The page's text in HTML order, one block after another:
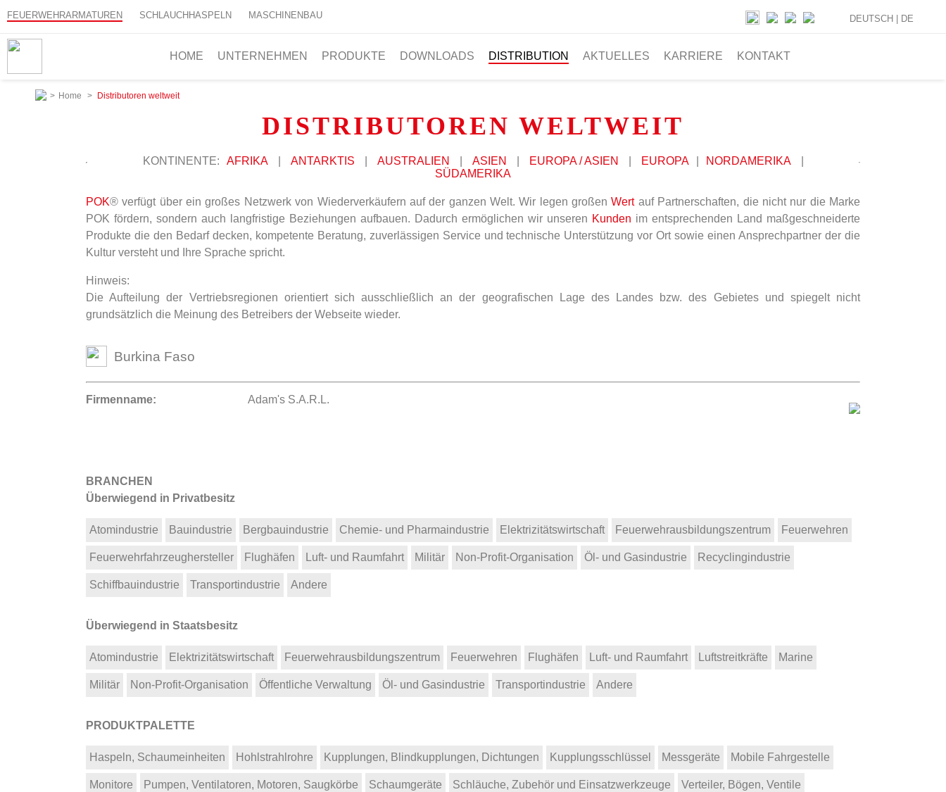
FEUERWEHRARMATUREN SCHLAUCHHASPELN MASCHINENBAU
HOME UNTERNEHMEN PRODUKTE DOWNLOADS DISTRIBUTION AKTUELLES KARRIERE KONTAKT
DEUTSCH | DE
> Home > Distributoren weltweit
DISTRIBUTOREN WELTWEIT
KONTINENTE: AFRIKA ANTARKTIS AUSTRALIEN ASIEN EUROPA / ASIEN EUROPA NORDAMERIKA
SÜDAMERIKA
POK® verfügt über ein großes Netzwerk von Wiederverkäufern auf der ganzen Welt. Wir legen großenWertauf Partnerschaften, die nicht nur die Marke
POK fördern, sondern auch langfristige Beziehungen aufbauen. Dadurch ermöglichen wir unseren Kunden im entsprechenden Land maßgeschneiderte
Produkte die den Bedarf decken, kompetente Beratung, zuverlässigen Service und technische Unterstützung vor Ort sowie einen Ansprechpartner der die
Kultur versteht und Ihre Sprache spricht.
Hinweis:
Die Aufteilung der Vertriebsregionen orientiert sich ausschließlich an der geografischen Lage des Landes bzw. des Gebietes und spiegelt nicht
grundsätzlich die Meinung des Betreibers der Webseite wieder.
Burkina Faso
Firmenname: Adam's S.A.R.L.
BRANCHEN
Überwiegend in Privatbesitz
Atomindustrie Bauindustrie Bergbauindustrie Chemie- und Pharmaindustrie Elektrizitätswirtschaft Feuerwehrausbildungszentrum Feuerwehren
Feuerwehrfahrzeughersteller Flughäfen Luft- und Raumfahrt Militär Non-Profit-Organisation Öl- und Gasindustrie Recyclingindustrie
Schiffbauindustrie Transportindustrie Andere
Überwiegend in Staatsbesitz
Atomindustrie Elektrizitätswirtschaft Feuerwehrausbildungszentrum Feuerwehren Flughäfen Luft- und Raumfahrt Luftstreitkräfte Marine
Militär Non-Profit-Organisation Öffentliche Verwaltung Öl- und Gasindustrie Transportindustrie Andere
PRODUKTPALETTE
Haspeln, Schaumeinheiten Hohlstrahlrohre Kupplungen, Blindkupplungen, Dichtungen Kupplungsschlüssel Messgeräte Mobile Fahrgestelle
Monitore Pumpen, Ventilatoren, Motoren, Saugkörbe Schaumgeräte Schläuche, Zubehör und Einsatzwerkzeuge Verteiler, Bögen, Ventile